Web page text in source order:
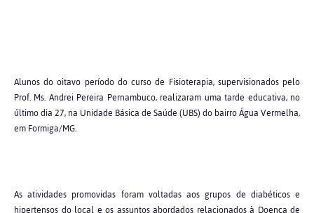
Alunos do oitavo período do curso de Fisioterapia, supervisionados pelo
Prof. Ms. Andrei Pereira Pernambuco, realizaram uma tarde educativa, no
último dia 27, na Unidade Básica de Saúde (UBS) do bairro Água Vermelha,
em Formiga/MG.
As atividades promovidas foram voltadas aos grupos de diabéticos e